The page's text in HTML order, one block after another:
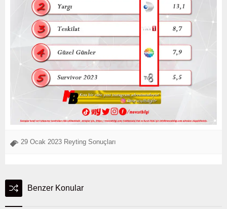
29 Ocak 2023 Reyting Sonuçları
Benzer Konular